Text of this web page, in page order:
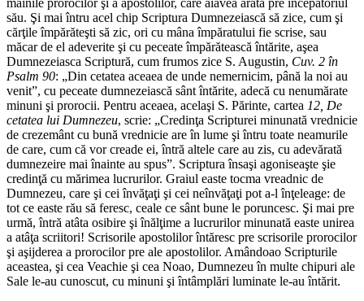
mâinile prorocilor şi a apostolilor, care aiavea arată pre începătoriul
său. Şi mai întru acel chip Scriptura Dumnezeiască să zice, cum şi
cărţile împărăteşti să zic, ori cu mâna împăratului fie scrise, sau
măcar de el adeverite şi cu peceate împărătească întărite, aşea
Dumnezeiasca Scriptură, cum frumos zice S. Augustin, Cuv. 2 în
Psalm 90: „Din cetatea aceaea de unde nemernicim, până la noi au
venit”, cu peceate dumnezeiască sânt întărite, adecă cu nenumărate
minuni şi prorocii. Pentru aceaea, acelaşi S. Părinte, cartea 12, De
cetatea lui Dumnezeu, scrie: „Credinţa Scripturei minunată vrednicie
de crezemânt cu bună vrednicie are în lume şi întru toate neamurile
de care, cum că vor creade ei, întră altele care au zis, cu adevărată
dumnezeire mai înainte au spus”. Scriptura însaşi agoniseaşte şie
credinţă cu mărimea lucrurilor. Graiul easte tocma vreadnic de
Dumnezeu, care şi cei învăţaţi şi cei neînvăţaţi pot a-l înţeleage: de
tot ce easte rău să feresc, ceale ce sânt bune le poruncesc. Şi mai pre
urmă, întră atâta osibire şi înălţime a lucrurilor minunată easte unirea
a atâţa scriitori! Scrisorile apostolilor întăresc pre scrisorile prorocilor
şi aşijderea a prorocilor pre ale apostolilor. Amândoao Scripturile
aceastea, şi cea Veachie şi cea Noao, Dumnezeu în multe chipuri ale
Sale le-au cunoscut, cu minuni şi întâmplări luminate le-au întărit.